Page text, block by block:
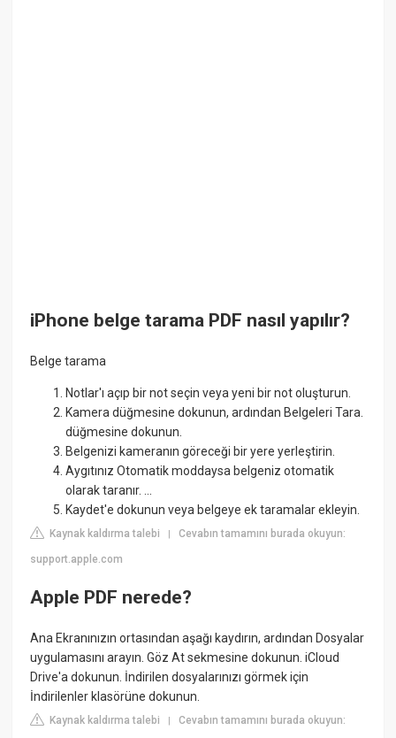
iPhone belge tarama PDF nasıl yapılır?
Belge tarama
Notlar'ı açıp bir not seçin veya yeni bir not oluşturun.
Kamera düğmesine dokunun, ardından Belgeleri Tara.
düğmesine dokunun.
Belgenizi kameranın göreceği bir yere yerleştirin.
Aygıtınız Otomatik moddaysa belgeniz otomatik
olarak taranır. ...
Kaydet'e dokunun veya belgeye ek taramalar ekleyin.
Kaynak kaldırma talebi |Cevabın tamamını burada okuyun:
support.apple.com
Apple PDF nerede?
Ana Ekranınızın ortasından aşağı kaydırın, ardından Dosyalar
uygulamasını arayın. Göz At sekmesine dokunun. iCloud
Drive'a dokunun. İndirilen dosyalarınızı görmek için
İndirilenler klasörüne dokunun.
Kaynak kaldırma talebi |Cevabın tamamını burada okuyun: